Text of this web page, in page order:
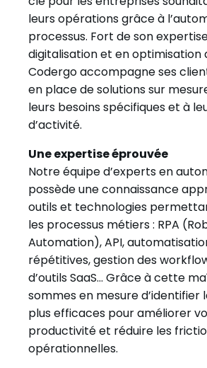
leurs opérations grâce à
processus. Fort de son
digitalisation et en optimisation
Codergo accompagne ses
en place de solutions sur
leurs besoins spécifiques et à
d’activité.
Une expertise éprouvée
Notre équipe d’experts en
possède une connaissance
outils et technologies
les processus métiers : RPA
Automation), API,
répétitives, gestion des
d’outils SaaS… Grâce à cette
sommes en mesure d’identifier
plus efficaces pour améliorer
productivité et réduire les
opérationnelles.